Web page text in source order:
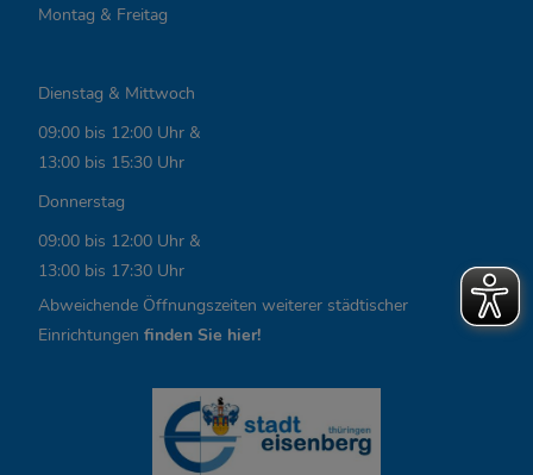
t
L
i
n
k
s
,
Montag & Freitag
Dienstag & Mittwoch
09:00 bis 12:00 Uhr &
13:00 bis 15:30 Uhr
Donnerstag
09:00 bis 12:00 Uhr &
13:00 bis 17:30 Uhr
Abweichende Öffnungszeiten weiterer städtischer
Einrichtungen finden Sie hier!